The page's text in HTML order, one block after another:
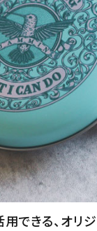
できる、オリ